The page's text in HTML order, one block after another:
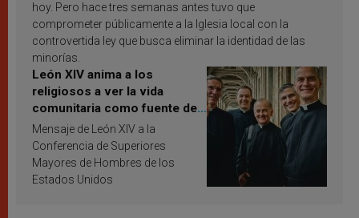
hoy. Pero hace tres semanas antes tuvo que
comprometer públicamente a la Iglesia local con la
controvertida ley que busca eliminar la identidad de las
minorías.
León XIV anima a los
religiosos a ver la vida
comunitaria como fuente de
inspiración y santificación
Mensaje de León XIV a la
Conferencia de Superiores
Mayores de Hombres de los
Estados Unidos